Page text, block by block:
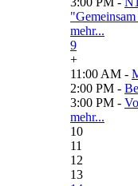
mehr...
9
+
11:00 AM -
2:00 PM -
3:00 PM -
mehr...
10
11
12
13